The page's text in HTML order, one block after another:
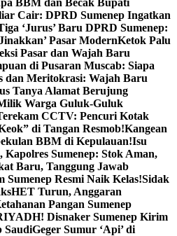
BBM dan Becak Bupati
Cair: DPRD Sumenep Ingatkan
‘Jurus’ Baru DPRD Sumenep:
Pasar ModernKetok Palu
Pasar dan Wajah Baru
di Pusaran Muscab: Siapa
dan Meritokrasi: Wajah Baru
Tanya Alamat Berujung
Warga Guluk-Guluk
CCTV: Pencuri Kotak
di Tangan Resmob!Kangean
BBM di Kepulauan!Isu
Sumenep: Stok Aman,
Baru, Tanggung Jawab
Resmi Naik Kelas!Sidak
HET Turun, Anggaran
Pangan Sumenep
Disnaker Sumenep Kirim
SaudiGeger Sumur ‘Api’ di